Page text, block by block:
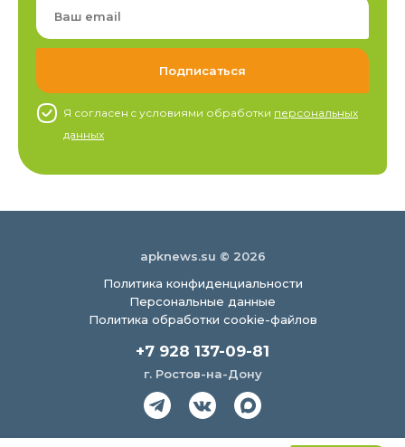
Я согласен c условиями обработки персональных
данных
apknews.su © 2026
Политика конфиденциальности
Персональные данные
Политика обработки cookie-файлов
+7 928 137-09-81
г. Ростов-на-Дону